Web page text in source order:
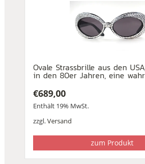
Ovale Strassbrille aus den
in den 80er Jahren, eine
€689,00
Enthält 19% MwSt.
zzgl.Versand
zum Produkt